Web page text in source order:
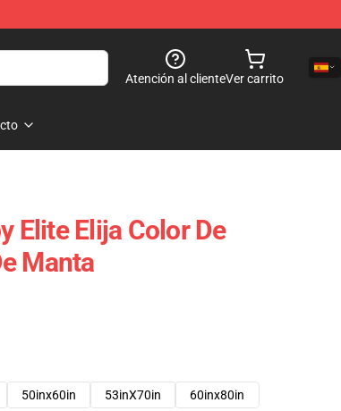
Atención al clienteVer carrito
Elite Elija Color De
Manta
50inx60in 53inX70in 60inx80in